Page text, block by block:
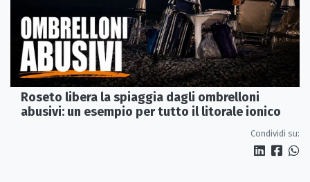
Roseto libera la spiaggia dagli ombrelloni
abusivi: un esempio per tutto il litorale ionico
Condividi su: